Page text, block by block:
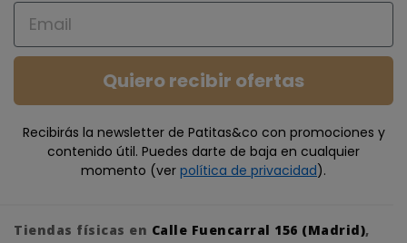
Email
Quiero recibir ofertas
Recibirás la newsletter de Patitas&co con promociones y
contenido útil. Puedes darte de baja en cualquier
momento (ver política de privacidad).
Tiendas físicas en Calle Fuencarral 156 (Madrid),